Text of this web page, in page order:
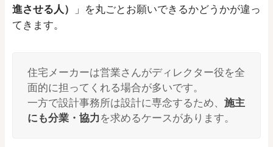
進させる人）
」を丸ごとお願いできるかどうかが違っ
てきます。
住宅メーカーは営業さんがディレクター役を全
面的に担ってくれる場合が多いです。
一方で設計事務所は設計に専念するため、 施主
にも分業・協力 を求めるケースがあります。